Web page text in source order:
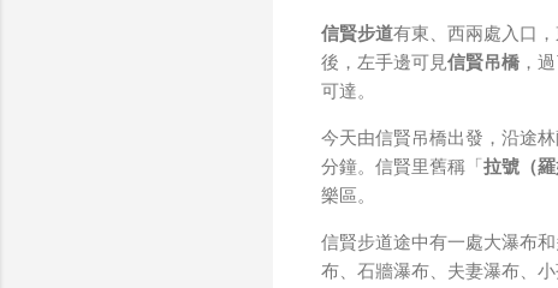
我也快速做了一個WiFi
秒級傳完，從眼鏡端將媒
未經編碼的方式傳透過
大）。 後來因為 ...
信賢步道有東、西兩處入口
後，左手邊可見信賢吊橋 ，
可達。
今天由信賢吊橋出發，沿途
分鐘。信賢里舊稱「 拉號（羅
樂區。
信賢步道途中有一處大瀑布
布、石牆瀑布、夫妻瀑布、